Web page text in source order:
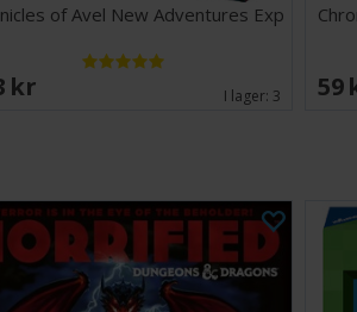
of Avel New Adventures Exp
I lager: 3 59